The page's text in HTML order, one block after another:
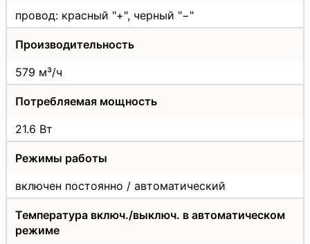
провод: красный "+", черный "−"
Производительность
579 м³/ч
Потребляемая мощность
21.6 Вт
Режимы работы
включен постоянно / автоматический
Температура включ./выключ. в автоматическом
режиме